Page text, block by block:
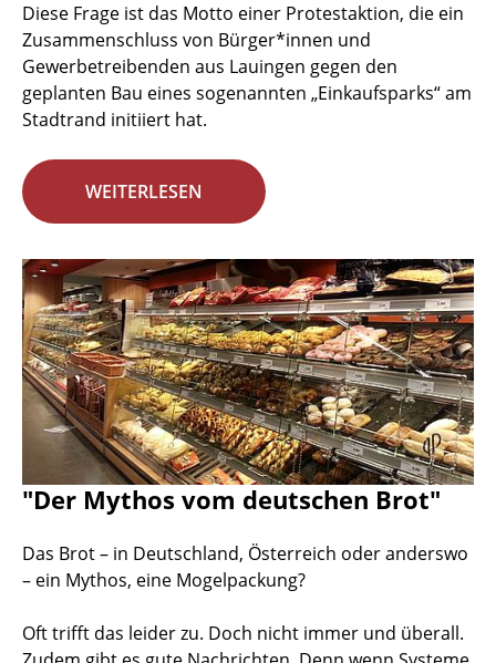
Diese Frage ist das Motto einer Protestaktion, die ein
Zusammenschluss von Bürger*innen und
Gewerbetreibenden aus Lauingen gegen den
geplanten Bau eines sogenannten „Einkaufsparks“ am
Stadtrand initiiert hat.
WEITERLESEN
"Der Mythos vom deutschen Brot"
Das Brot – in Deutschland, Österreich oder anderswo
– ein Mythos, eine Mogelpackung?
Oft trifft das leider zu. Doch nicht immer und überall.